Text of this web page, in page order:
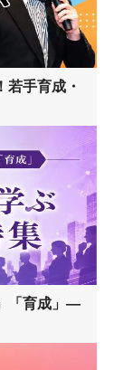
手育成・
「育成」―